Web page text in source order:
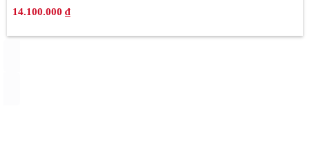
14.100.000 ₫